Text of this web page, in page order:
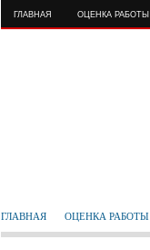
ГЛАВНАЯ ОЦЕНКА
ГЛАВНАЯ ОЦЕНКА